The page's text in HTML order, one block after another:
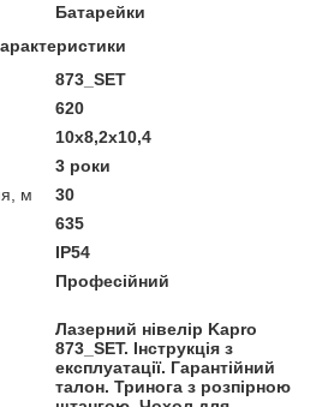
Батарейки
873_SET
620
10x8,2x10,4
3 роки
м
30
635
IP54
Професійний
Лазерний нівелір Kapro
873_SET. Інструкція з
експлуатації. Гарантійний
талон. Тринога з розпірною